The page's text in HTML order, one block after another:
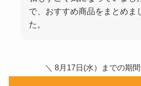
で、おすすめ商品をまとめま
た。
＼ 8月17日(水）までの期